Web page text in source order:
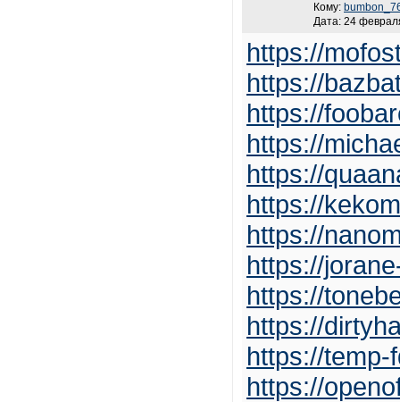
Кому:
Дата: 24
https://
https://
https://
https://
https://
https://
https://
https://
https://
https://
https://temp-
https://